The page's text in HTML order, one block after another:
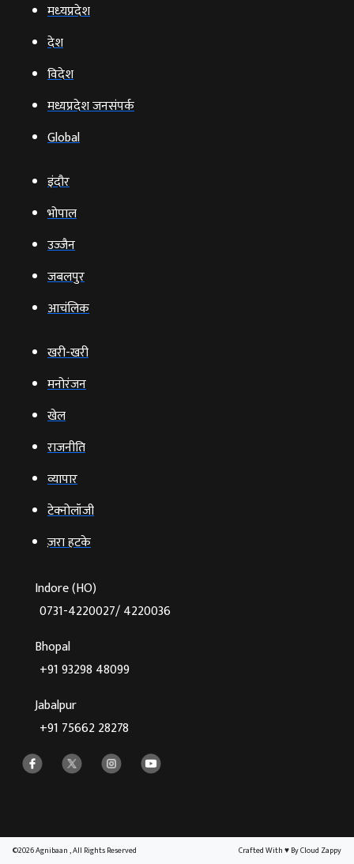
मध्‍यप्रदेश
देश
विदेश
मध्यप्रदेश जनसंपर्क
Global
इंदौर
भोपाल
उज्‍जैन
जबलपुर
आचंलिक
खरी-खरी
मनोरंजन
खेल
राजनीति
व्‍यापार
टेक्‍नोलॉजी
ज़रा हटके
Indore (HO)
0731-4220027/ 4220036
Bhopal
+91 93298 48099
Jabalpur
+91 75662 28278
©2026 Agnibaan , All Rights Reserved Crafted With♥By Cloud Zappy